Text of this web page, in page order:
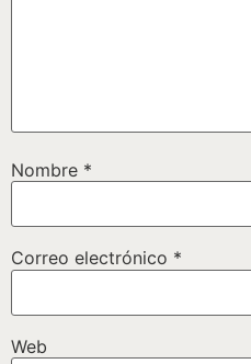
Nombre *
Correo electrónico *
Web